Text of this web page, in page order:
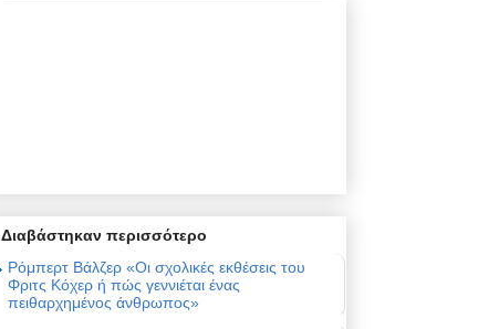
Διαβάστηκαν περισσότερο
Ρόμπερτ Βάλζερ «Οι σχολικές εκθέσεις του
Φριτς Κόχερ ή πώς γεννιέται ένας
πειθαρχημένος άνθρωπος»